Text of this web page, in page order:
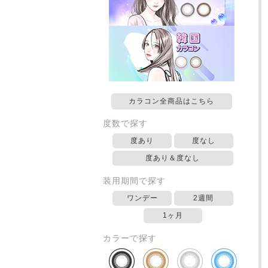
カラコン全商品はこちら
度数で探す
度あり 度なし
度あり＆度なし
装用期間で探す
ワンデー 2週間
1ヶ月
カラーで探す